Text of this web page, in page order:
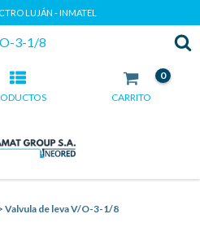
LUJÁN - INMATEL
3-1/8
CARRITO
0
Valvula de leva V/O-3-1/8